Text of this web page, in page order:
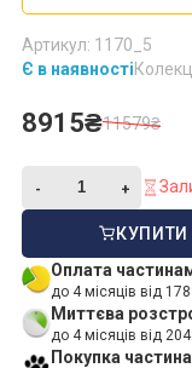
Є в наявності
Артикул: 1170_5
8915₴11579₴
КУПИТИ
Оплата
до 4 місяців від
Миттєва
до 4 місяців від
Покупка